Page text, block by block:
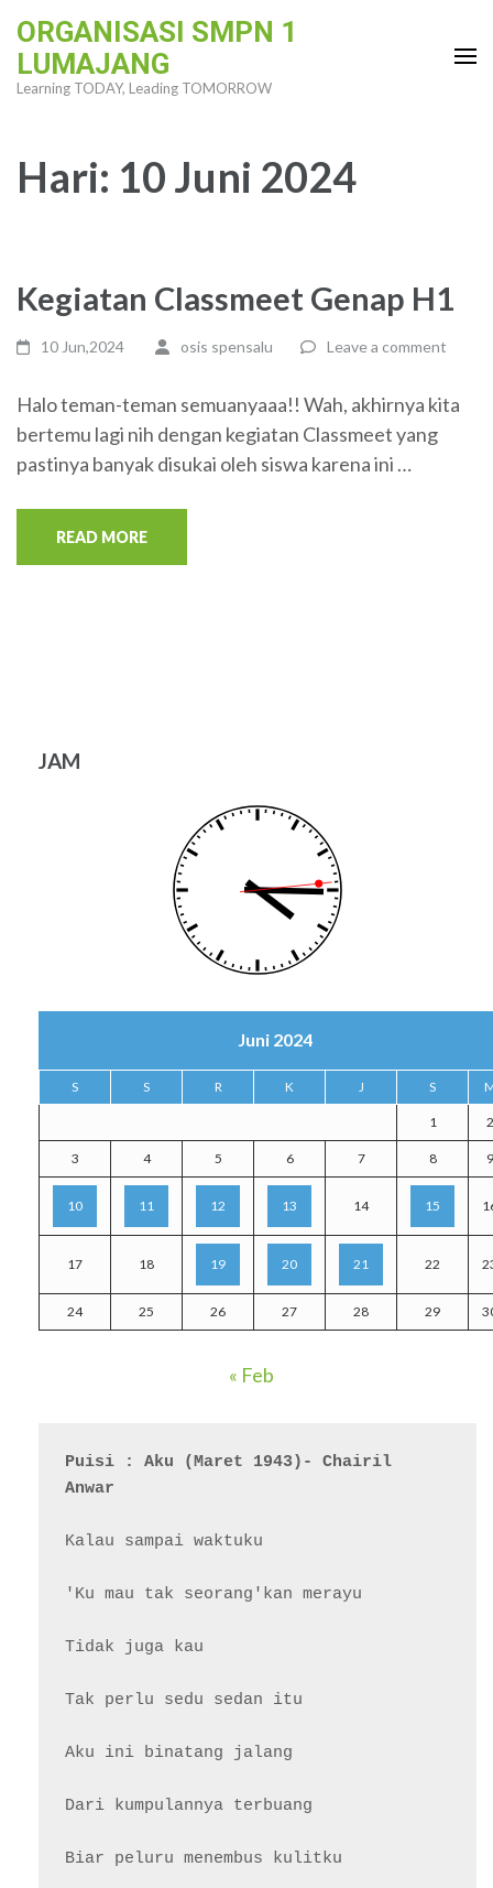
content
ORGANISASI SMPN 1
LUMAJANG
Learning TODAY, Leading TOMORROW
Hari: 10 Juni 2024
Kegiatan Classmeet Genap H1
10 Jun,2024 osis spensalu Leave a comment
Halo teman-teman semuanyaaa!! Wah, akhirnya kita
bertemu lagi nih dengan kegiatan Classmeet yang
pastinya banyak disukai oleh siswa karena ini …
READ MORE
JAM
Juni 2024
S S R K J S
1 2
3 4 5 6 7 8 9
10 11 12 13 14 15
17 18 19 20 21 22
24 25 26 27 28 29
« Feb
Puisi : Aku (Maret 1943)- Chairil
Anwar
Kalau sampai waktuku
'Ku mau tak seorang'kan merayu
Tidak juga kau
Tak perlu sedu sedan itu
Aku ini binatang jalang
Dari kumpulannya terbuang
Biar peluru menembus kulitku